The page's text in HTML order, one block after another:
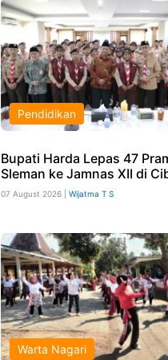
Pendidikan
Bupati Harda Lepas 47
Sleman ke Jamnas XII di
07 August 2026 | Wijatma T S
Warta Nagari